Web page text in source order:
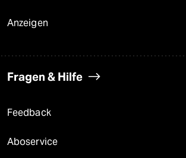
Anzeigen
Fragen & Hilfe
Feedback
Aboservice